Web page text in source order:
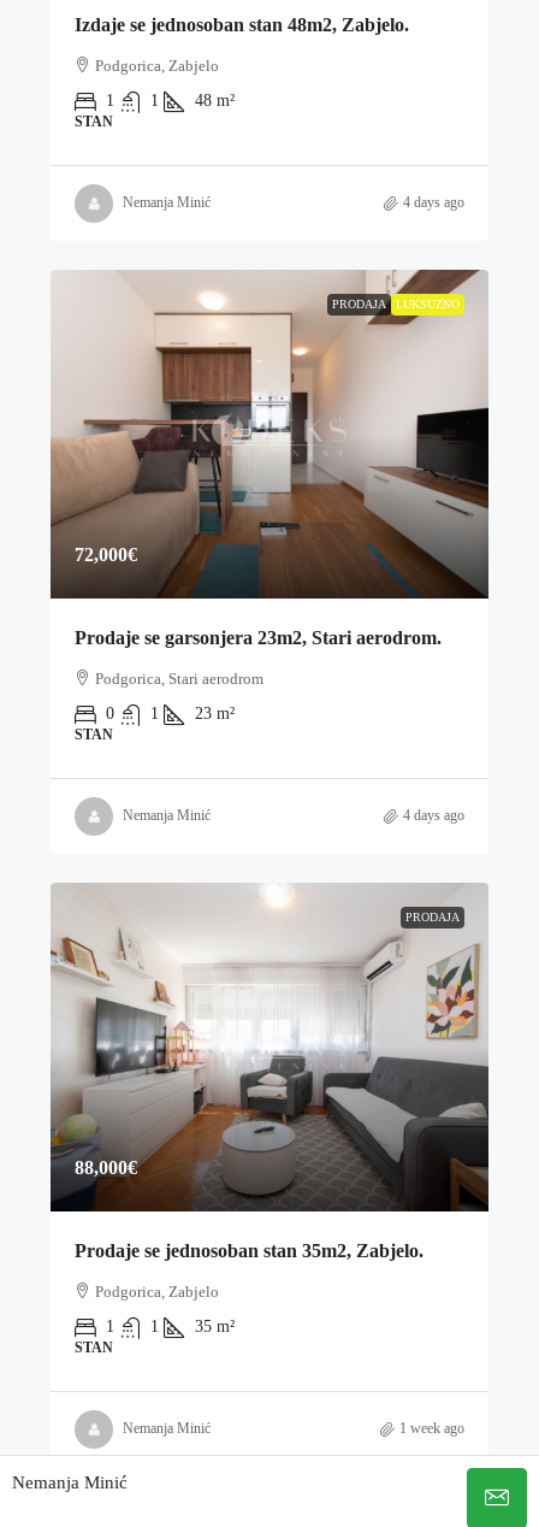
Izdaje se jednosoban stan 48m2, Zabjelo.
Podgorica, Zabjelo
1
1 48 m²
STAN
Nemanja Minić 4 days ago
PRODAJA LUKSUZNO
72,000€
Prodaje se garsonjera 23m2, Stari aerodrom.
Podgorica, Stari aerodrom
0
1 23 m²
STAN
Nemanja Minić 4 days ago
PRODAJA
88,000€
Prodaje se jednosoban stan 35m2, Zabjelo.
Podgorica, Zabjelo
1
1 35 m²
STAN
Nemanja Minić 1 week ago
Nemanja Minić